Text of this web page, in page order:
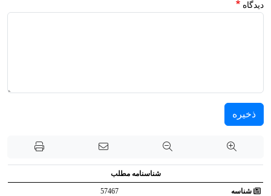
دیدگاه
ذخیره
شناسنامه مطلب
شناسه 57467